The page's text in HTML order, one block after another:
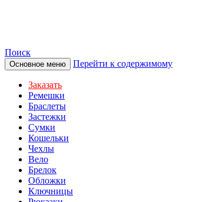
Поиск
Основное меню Перейти к содержимому
Заказать
Ремешки
Браслеты
Застежки
Сумки
Кошельки
Чехлы
Вело
Брелок
Обложки
Ключницы